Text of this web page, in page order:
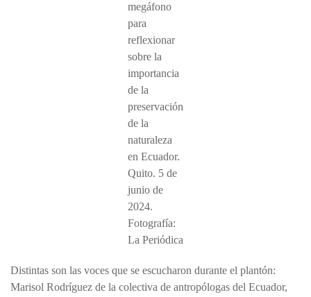
megáfono
para
reflexionar
sobre la
importancia
de la
preservación
de la
naturaleza
en Ecuador.
Quito. 5 de
junio de
2024.
Fotografía:
La Periódica
Distintas son las voces que se escucharon durante el plantón:
Marisol Rodríguez de la colectiva de antropólogas del Ecuador,